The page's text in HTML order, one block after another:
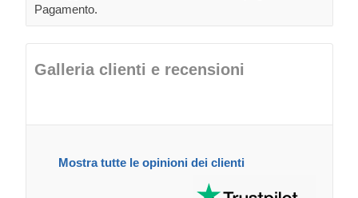
Pagamento.
Galleria clienti e recensioni
Mostra tutte le opinioni dei clienti